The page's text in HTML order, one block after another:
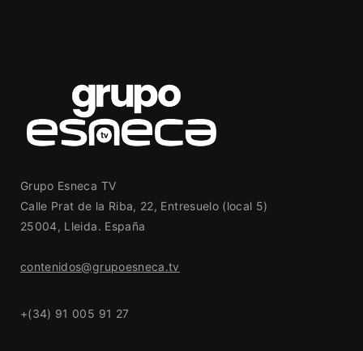
Grupo Esneca TV
Calle Prat de la Riba, 22, Entresuelo (local 5)
25004, Lleida. España
contenidos@grupoesneca.tv
+(34) 91 005 91 27